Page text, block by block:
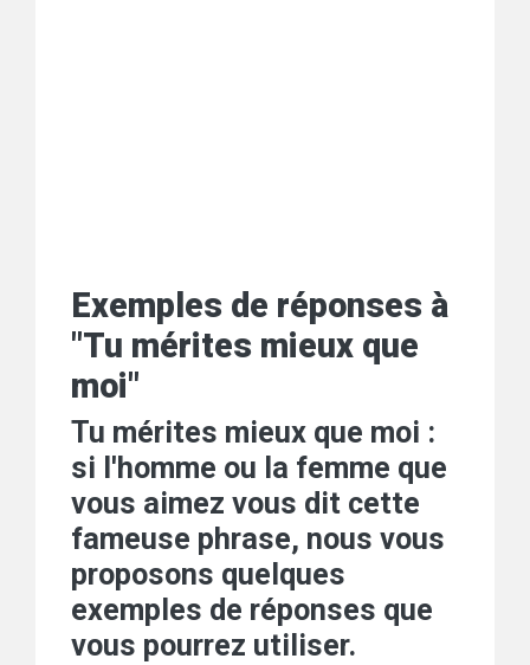
Exemples de réponses à
"Tu mérites mieux que
moi"
Tu mérites mieux que moi :
si l'homme ou la femme que
vous aimez vous dit cette
fameuse phrase, nous vous
proposons quelques
exemples de réponses que
vous pourrez utiliser.